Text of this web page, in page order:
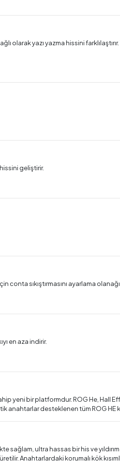
olarak yazı yazma hissini
geliştirir.
conta sıkıştırmasını ayarlama olanağı
en aza indirir.
yeni bir platformdur. ROG He, Hall
desteklenen tüm ROG
ultra hassas bir his ve
Anahtarlardaki korumalı kök